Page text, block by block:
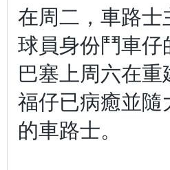
在周二，車路
球員身份鬥車
巴塞上周六在
福仔已病癒並
的車路士。